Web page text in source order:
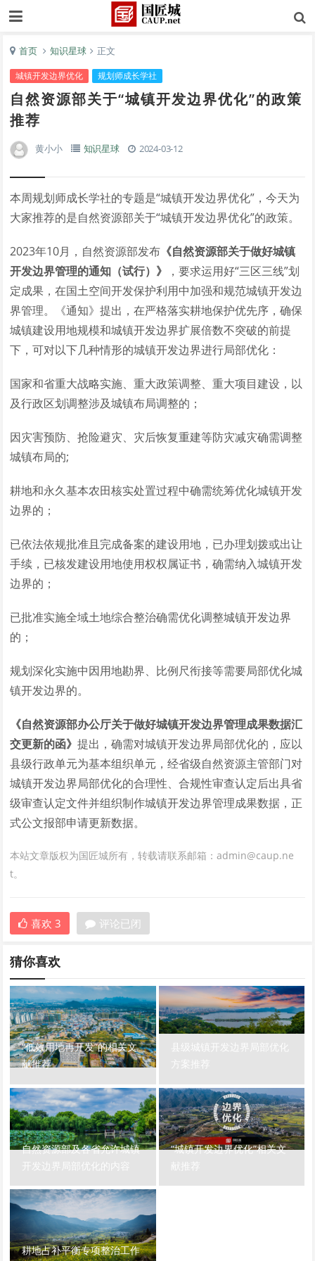
首页 知识星球 正文
城镇开发边界优化 规划师成长学社
自然资源部关于“城镇开发边界优化”的政策
推荐
黄小小 知识星球 2024-03-12
本周规划师成长学社的专题是“城镇开发边界优化”，今天为
大家推荐的是自然资源部关于“城镇开发边界优化”的政策。
2023年10月，自然资源部发布 《自然资源部关于做好城镇
开发边界管理的通知（试行）》
，要求运用好“三区三线”划
定成果，在国土空间开发保护利用中加强和规范城镇开发边
界管理。《通知》提出，在严格落实耕地保护优先序，确保
城镇建设用地规模和城镇开发边界扩展倍数不突破的前提
下，可对以下几种情形的城镇开发边界进行局部优化：
国家和省重大战略实施、重大政策调整、重大项目建设，以
及行政区划调整涉及城镇布局调整的；
因灾害预防、抢险避灾、灾后恢复重建等防灾减灾确需调整
城镇布局的;
耕地和永久基本农田核实处置过程中确需统筹优化城镇开发
边界的；
已依法依规批准且完成备案的建设用地，已办理划拨或出让
手续，已核发建设用地使用权权属证书，确需纳入城镇开发
边界的；
已批准实施全域土地综合整治确需优化调整城镇开发边界
的；
规划深化实施中因用地勘界、比例尺衔接等需要局部优化城
镇开发边界的。
《自然资源部办公厅关于做好城镇开发边界管理成果数据汇
交更新的函》提出，确需对城镇开发边界局部优化的，应以
县级行政单元为基本组织单元，经省级自然资源主管部门对
城镇开发边界局部优化的合理性、合规性审查认定后出具省
级审查认定文件并组织制作城镇开发边界管理成果数据，正
式公文报部申请更新数据。
本站文章版权为国匠城所有，转载请联系邮箱：admin@caup.ne
t。
喜欢 3 评论已闭
猜你喜欢
“低效用地再开发”的相关文
献推荐
县级城镇开发边界局部优化
方案推荐
自然资源部及各省允许城镇
开发边界局部优化的内容
“城镇开发边界优化”相关文
献推荐
耕地占补平衡专项整治工作